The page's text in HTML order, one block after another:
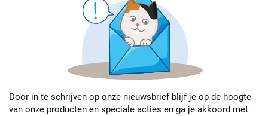
Door in te schrijven op onze nieuwsbrief blijf je op de hoogte
van onze producten en speciale acties en ga je akkoord met